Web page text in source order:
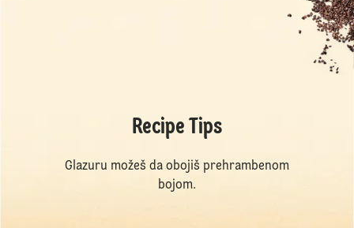
Recipe Tips
Glazuru možeš da obojiš prehrambenom
bojom.